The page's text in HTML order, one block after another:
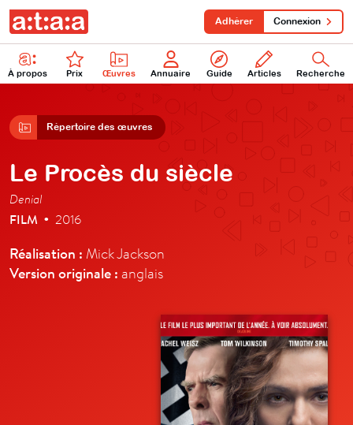
À propos Prix Œuvres Annuaire Guide Articles Recherche
Adhérer Connexion
Répertoire des œuvres
Le Procès du siècle
Denial
FILM • 2016
Réalisation : Mick Jackson
Version originale : anglais